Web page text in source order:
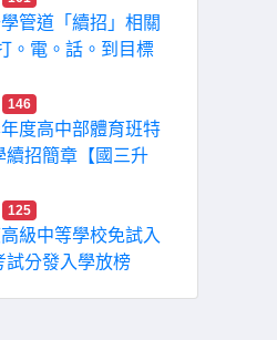
管道「續招」相關
。電。話。到目標
146
度高中部體育班特
續招簡章【國三升
125
級中等學校免試入
試分發入學放榜